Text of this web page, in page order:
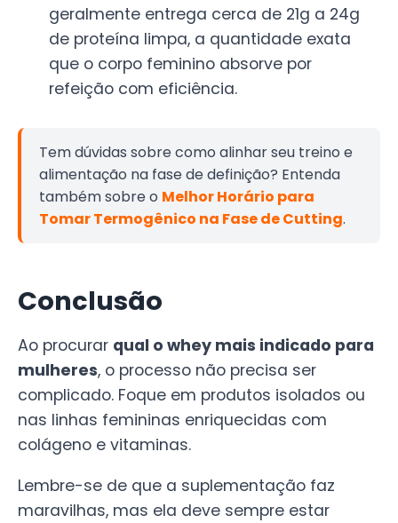
geralmente entrega cerca de 21g a 24g
de proteína limpa, a quantidade exata
que o corpo feminino absorve por
refeição com eficiência.
Tem dúvidas sobre como alinhar seu treino e
alimentação na fase de definição? Entenda
também sobre o Melhor Horário para
Tomar Termogênico na Fase de Cutting.
Conclusão
Ao procurar qual o whey mais indicado para
mulheres, o processo não precisa ser
complicado. Foque em produtos isolados ou
nas linhas femininas enriquecidas com
colágeno e vitaminas.
Lembre-se de que a suplementação faz
maravilhas, mas ela deve sempre estar